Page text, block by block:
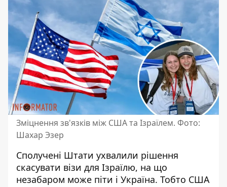
Зміцнення зв'язків між США та Ізраїлем. Фото:
Шахар Эзер
Сполучені Штати ухвалили рішення
скасувати візи для Ізраїлю, на що
незабаром може піти і Україна. Тобто США